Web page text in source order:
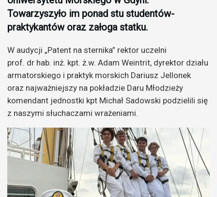
Towarzyszyło im ponad stu studentów-
praktykantów oraz załoga statku.
W audycji „Patent na sternika” rektor uczelni
prof. dr hab. inż. kpt. ż.w. Adam Weintrit, dyrektor działu
armatorskiego i praktyk morskich Dariusz Jellonek
oraz najważniejszy na pokładzie Daru Młodzieży
komendant jednostki kpt Michał Sadowski podzielili się
z naszymi słuchaczami wrażeniami.